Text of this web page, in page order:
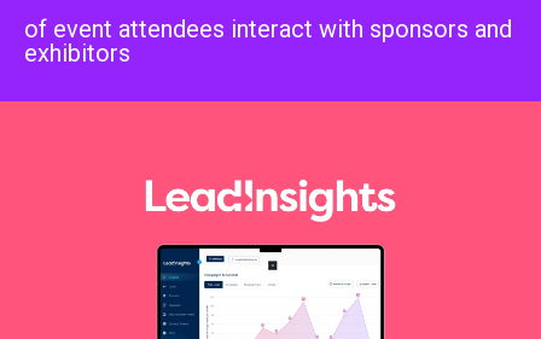
of event attendees interact with sponsors and
exhibitors